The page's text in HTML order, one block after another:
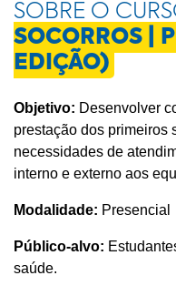
SOBRE O
SOCORROS |
EDIÇÃO)
Objetivo: Desenvolver
prestação dos primeiros
necessidades de
interno e externo aos
Modalidade: Presencial
Público-alvo:
saúde.